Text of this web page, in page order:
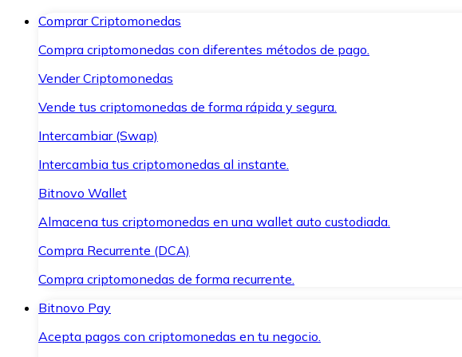
Comprar Criptomonedas
Compra criptomonedas con diferentes métodos de pago.
Vender Criptomonedas
Vende tus criptomonedas de forma rápida y segura.
Intercambiar (Swap)
Intercambia tus criptomonedas al instante.
Bitnovo Wallet
Almacena tus criptomonedas en una wallet auto custodiada.
Compra Recurrente (DCA)
Compra criptomonedas de forma recurrente.
Bitnovo Pay
Acepta pagos con criptomonedas en tu negocio.